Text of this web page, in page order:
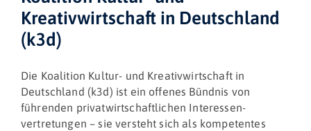
Kreativwirtschaft in Deutschland
(k3d)
Die Koalition Kultur- und Kreativwirtschaft in
Deutschland (k3d) ist ein offenes Bündnis von
führenden privatwirtschaftlichen Interessen­
vertretungen – sie versteht sich als kompetentes